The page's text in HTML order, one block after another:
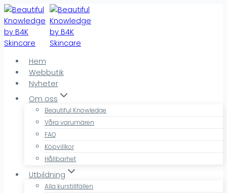
Skip
to
content
Hem
Webbutik
Nyheter
Om oss
Beautiful Knowledge
Våra varumären
FAQ
Köpvillkor
Hållbarhet
Utbildning
Alla kurstillfällen